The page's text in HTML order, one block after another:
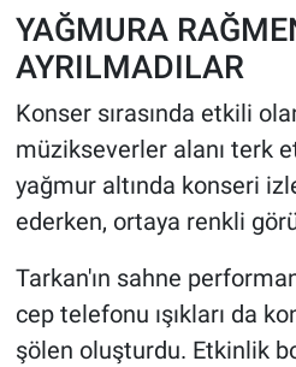
YAĞMURA
AYRILMADILAR
Konser sırasında etkili
müzikseverler alanı terk
yağmur altında konseri
ederken, ortaya renkli
Tarkan'ın sahne
cep telefonu ışıkları da
şölen oluşturdu. Etkinlik